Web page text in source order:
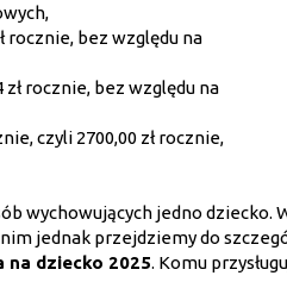
rocznie, bez względu na
zł rocznie, bez względu na
czyli 2700,00 zł rocznie,
wychowujących jedno dziecko.
jednak przejdziemy do
na dziecko 2025. Komu